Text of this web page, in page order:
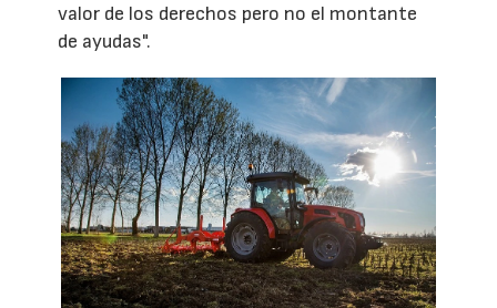
valor de los derechos pero no el montante
de ayudas".